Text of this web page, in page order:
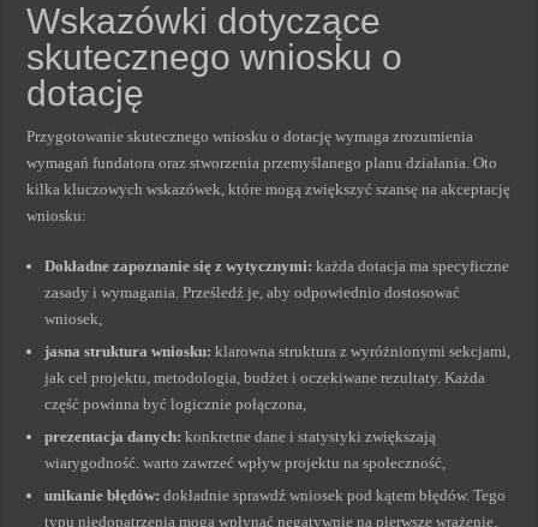
Wskazówki dotyczące
skutecznego wniosku o
dotację
Przygotowanie skutecznego wniosku o dotację wymaga zrozumienia
wymagań fundatora oraz stworzenia przemyślanego planu działania. Oto
kilka kluczowych wskazówek, które mogą zwiększyć szansę na akceptację
wniosku:
Dokładne zapoznanie się z wytycznymi: każda dotacja ma specyficzne
zasady i wymagania. Prześledź je, aby odpowiednio dostosować
wniosek,
jasna struktura wniosku: klarowna struktura z wyróżnionymi sekcjami,
jak cel projektu, metodologia, budżet i oczekiwane rezultaty. Każda
część powinna być logicznie połączona,
prezentacja danych: konkretne dane i statystyki zwiększają
wiarygodność. warto zawrzeć wpływ projektu na społeczność,
unikanie błędów: dokładnie sprawdź wniosek pod kątem błędów. Tego
typu niedopatrzenia mogą wpłynąć negatywnie na pierwsze wrażenie,